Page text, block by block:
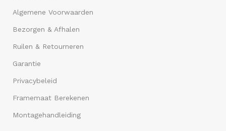
Algemene Voorwaarden
Bezorgen & Afhalen
Ruilen & Retourneren
Garantie
Privacybeleid
Framemaat Berekenen
Montagehandleiding